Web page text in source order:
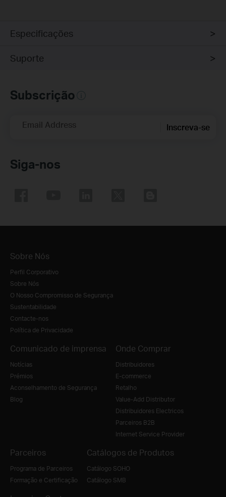
Especificações
Suporte
Subscrição
Email Address Inscreva-se
Siga-nos
Sobre Nós
Perfil Corporativo
Sobre Nós
O Nosso Compromisso de Segurança
Sustentabilidade
Contacte-nos
Política de Privacidade
Comunicado de imprensa
Notícias
Prémios
Aconselhamento de Segurança
Blog
Onde Comprar
Distribuidores
E-commerce
Retalho
Value-Add Distributor
Distribuidores Electricos
Parceiros B2B
Internet Service Provider
Parceiros
Programa de Parceiros
Formação e Certificação
Catálogos de Produtos
Catálogo SOHO
Catálogo SMB